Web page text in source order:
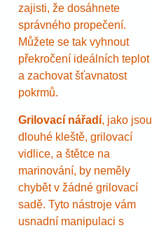
zajisti, že dosáhnete
správného propečení.
Můžete se tak vyhnout
překročení ideálních teplot
a zachovat šťavnatost
pokrmů.
Grilovací nářadí, jako jsou
dlouhé kleště, grilovací
vidlice, a štětce na
marinování, by neměly
chybět v žádné grilovací
sadě. Tyto nástroje vám
usnadní manipulaci s